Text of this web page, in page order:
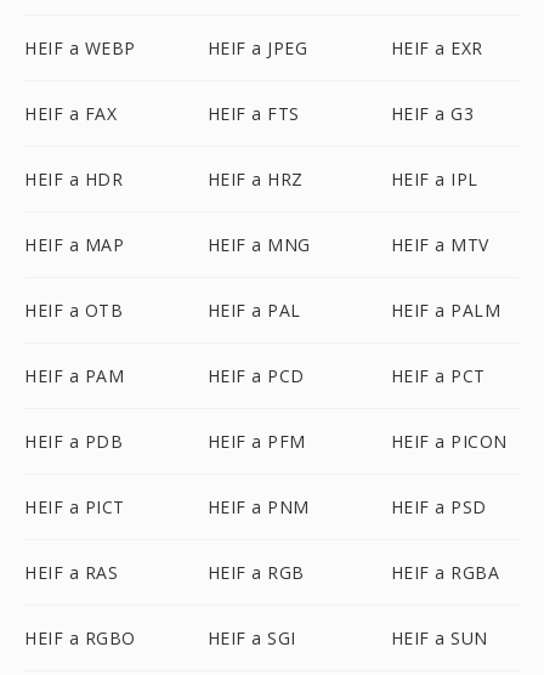
HEIF a WEBP HEIF a JPEG HEIF a EXR
HEIF a FAX HEIF a FTS HEIF a G3
HEIF a HDR HEIF a HRZ HEIF a IPL
HEIF a MAP HEIF a MNG HEIF a MTV
HEIF a OTB HEIF a PAL HEIF a PALM
HEIF a PAM HEIF a PCD HEIF a PCT
HEIF a PDB HEIF a PFM HEIF a PICON
HEIF a PICT HEIF a PNM HEIF a PSD
HEIF a RAS HEIF a RGB HEIF a RGBA
HEIF a RGBO HEIF a SGI HEIF a SUN